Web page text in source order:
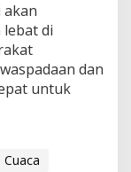
akan
lebat di
dan
untuk
Cuaca